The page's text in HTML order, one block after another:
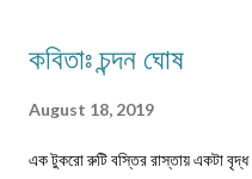
সঙ্গে দেবেন নিজের নাম, ঠিকানা এবং
কবিতাঃ চন্দন ঘোষ
August 18, 2019
এক টুকরো রুটি বস্তির রাস্তায় একটা বৃদ্ধ